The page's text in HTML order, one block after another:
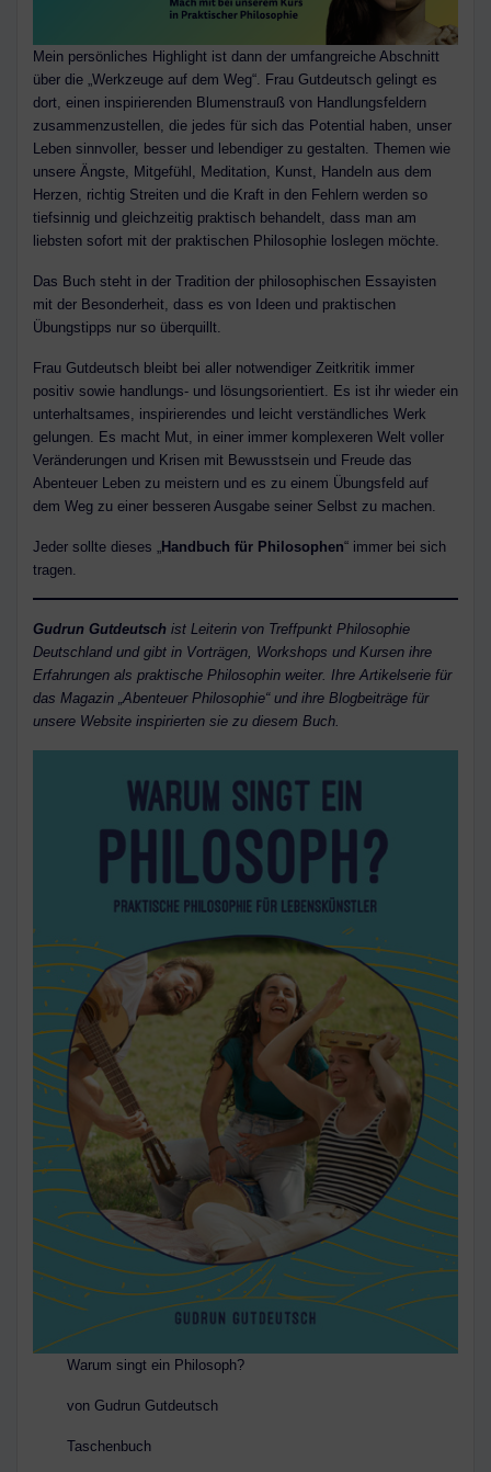
Mein persönliches Highlight ist dann der umfangreiche Abschnitt
über die „Werkzeuge auf dem Weg“. Frau Gutdeutsch gelingt es
dort, einen inspirierenden Blumenstrauß von Handlungsfeldern
zusammenzustellen, die jedes für sich das Potential haben, unser
Leben sinnvoller, besser und lebendiger zu gestalten. Themen wie
unsere Ängste, Mitgefühl, Meditation, Kunst, Handeln aus dem
Herzen, richtig Streiten und die Kraft in den Fehlern werden so
tiefsinnig und gleichzeitig praktisch behandelt, dass man am
liebsten sofort mit der praktischen Philosophie loslegen möchte.
Das Buch steht in der Tradition der philosophischen Essayisten
mit der Besonderheit, dass es von Ideen und praktischen
Übungstipps nur so überquillt.
Frau Gutdeutsch bleibt bei aller notwendiger Zeitkritik immer
positiv sowie handlungs- und lösungsorientiert. Es ist ihr wieder ein
unterhaltsames, inspirierendes und leicht verständliches Werk
gelungen. Es macht Mut, in einer immer komplexeren Welt voller
Veränderungen und Krisen mit Bewusstsein und Freude das
Abenteuer Leben zu meistern und es zu einem Übungsfeld auf
dem Weg zu einer besseren Ausgabe seiner Selbst zu machen.
Jeder sollte dieses „ Handbuch für Philosophen“ immer bei sich
tragen.
Gudrun Gutdeutsch ist Leiterin von Treffpunkt Philosophie
Deutschland und gibt in Vorträgen, Workshops und Kursen ihre
Erfahrungen als praktische Philosophin weiter. Ihre Artikelserie für
das Magazin „Abenteuer Philosophie“ und ihre Blogbeiträge für
unsere Website inspirierten sie zu diesem Buch.
Warum singt ein Philosoph?
von Gudrun Gutdeutsch
Taschenbuch